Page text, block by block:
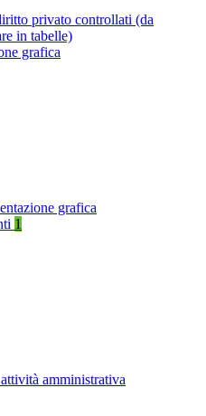
privato controllati (da
in tabelle)
grafica
grafica
1
amministrativa